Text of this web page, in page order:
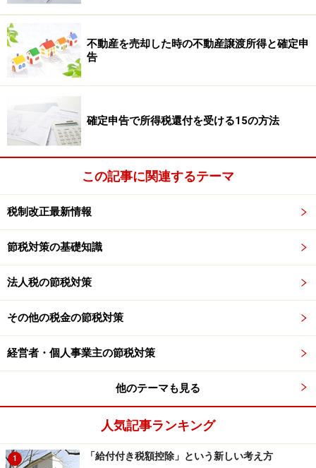
これらの貸倒損失は、原則その事実が発生した事業年度
でしか経費として認められません。貸倒損失の計上時期
を無制限に認めてしまうと、利益調整に利用できるから
ことが非常に大切です。
貸倒損失としての要件を満たさない場合であっても、貸
倒引当金として計上し、節税できる場合があります。
例えば法律上の貸倒れの場合、取引先が会社更生法や民
事再生法の申し立てを行っただけでは貸倒損失として計
上することはできませんが、個別貸倒引当金として債権
の50％の引当計上が認められています。
※記事内容は執筆時点のものです。最新の内容をご確認くださ
不動産を売却した時の不動産譲渡所得と確定申
告
確定申告で所得税還付を受ける15の方法
この記事に関連するテーマ
税制改正最新情報
節税対策の基礎知識
法人税の節税対策
その他の税金の節税対策
経営者・個人事業主の節税対策
他のテーマも見る
人気記事ランキング
1 「給付付き税額控除」という新しい考え方